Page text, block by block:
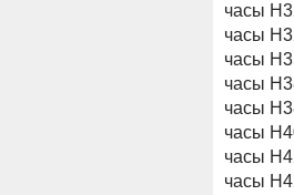
часы
часы
часы
часы
часы
часы
часы
часы